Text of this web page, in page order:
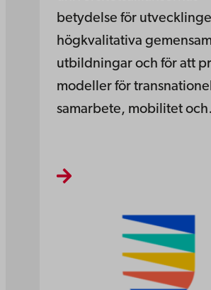
betydelse för
högkvalitativa
utbildningar och för att
modeller för
samarbete, mobilitet